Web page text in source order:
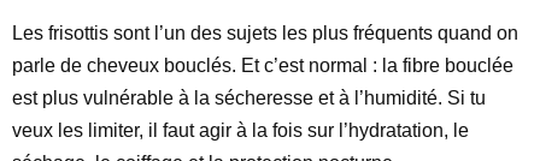
Les frisottis sont l’un des sujets les plus fréquents quand on
parle de cheveux bouclés. Et c’est normal : la fibre bouclée
est plus vulnérable à la sécheresse et à l’humidité. Si tu
veux les limiter, il faut agir à la fois sur l’hydratation, le